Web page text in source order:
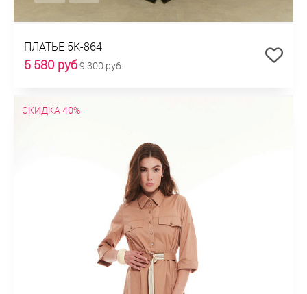
ПЛАТЬЕ 5К-864
5 580 руб9 300 руб
СКИДКА 40%